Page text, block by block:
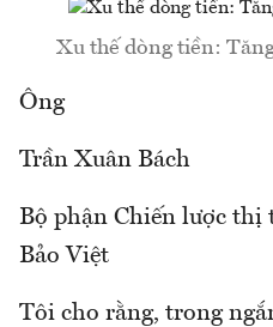
Xu thế dòng tiền:
Ông
Trần Xuân Bách
Bộ phận Chiến lược thị
Bảo Việt
Tôi cho rằng, trong